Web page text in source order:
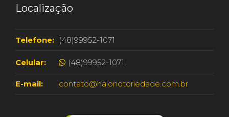
Localização
Telefone: (48)99952-1071
Celular: (48)99952-1071
E-mail: contato@halonotoriedade.com.br